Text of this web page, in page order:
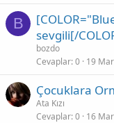
B
sevgili[/
bozdo
Cevaplar 0 19
Çocuklara
Ata Kızı
Cevaplar 0 16